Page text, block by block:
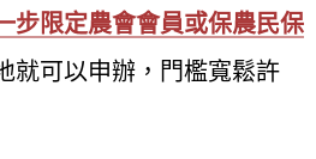
步限定農會會員或保農民保
就可以申辦，門檻寬鬆許